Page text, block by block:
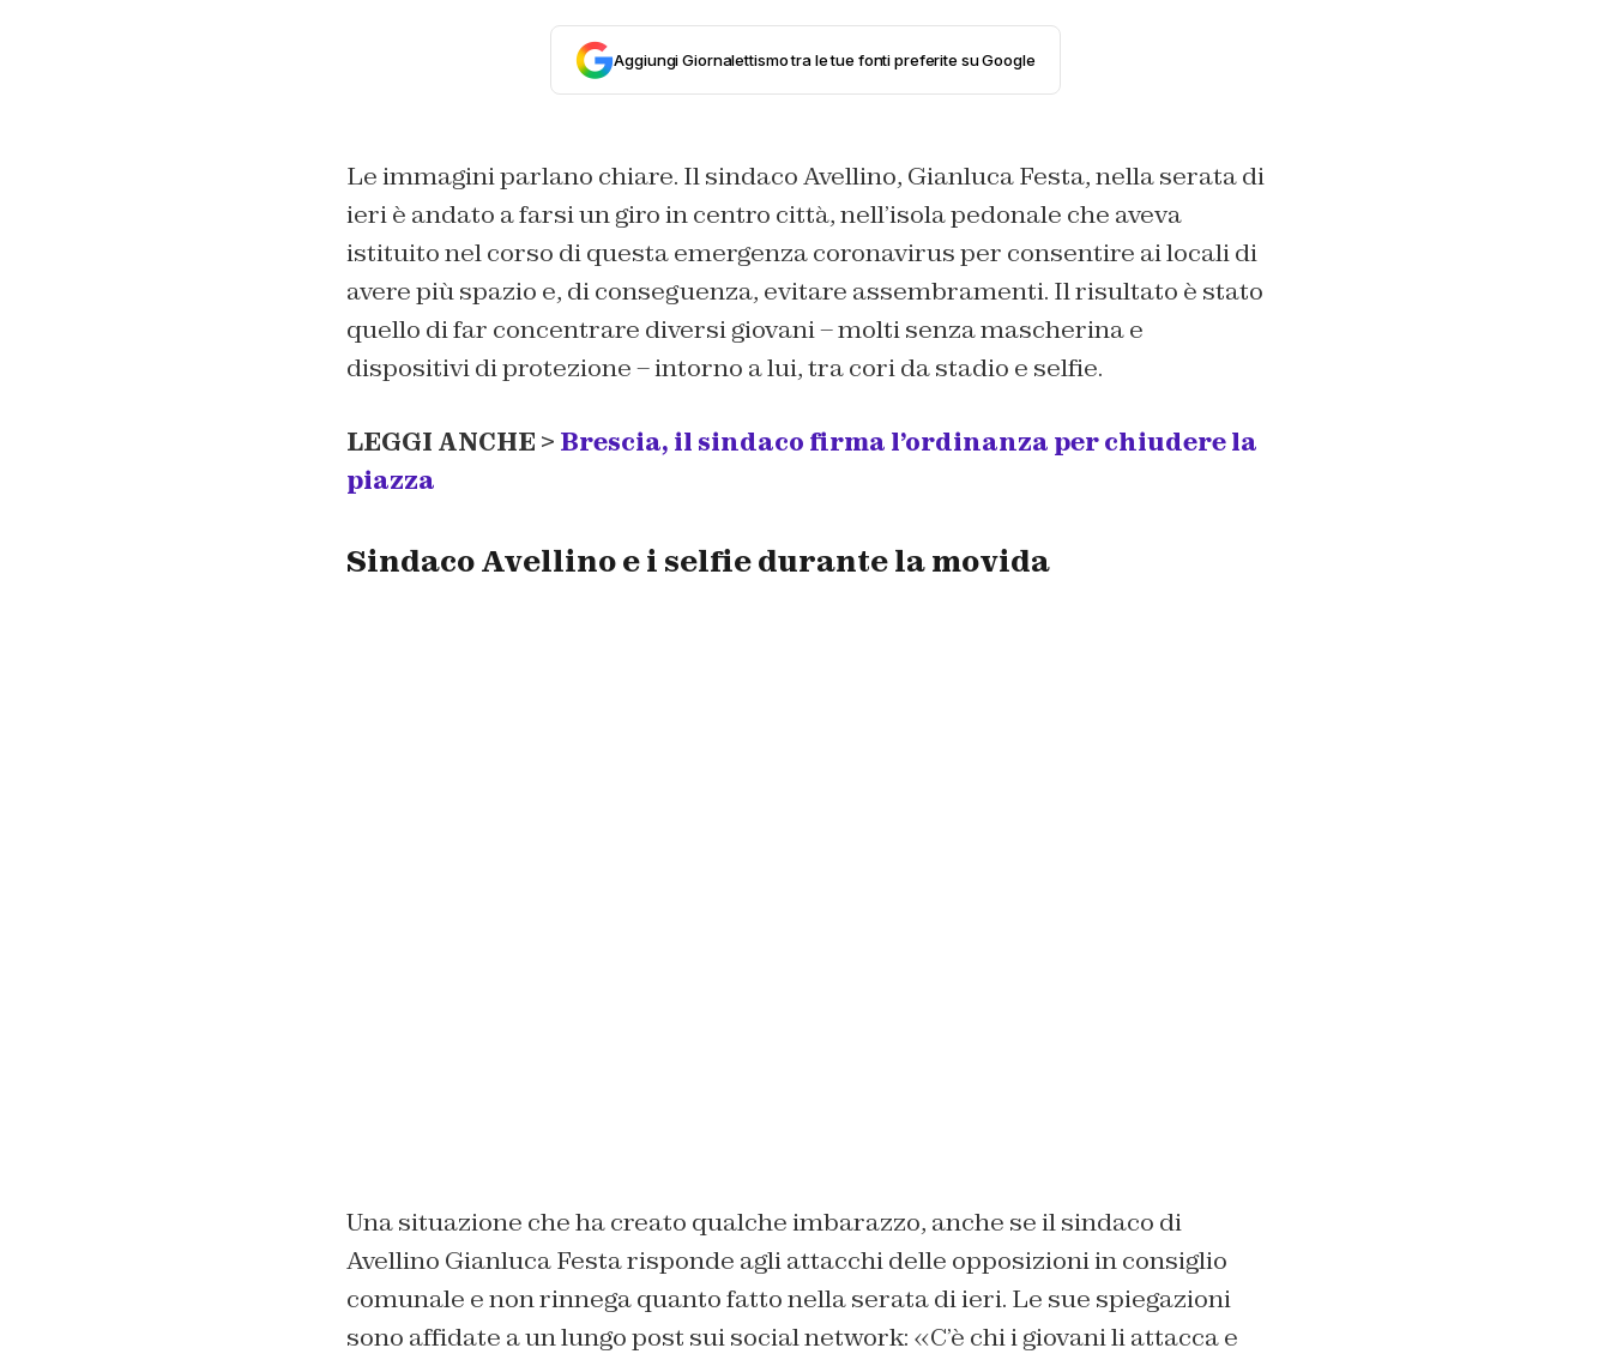
Aggiungi Giornalettismo tra le tue fonti preferite su Google
Le immagini parlano chiare. Il sindaco Avellino, Gianluca Festa, nella serata di
ieri è andato a farsi un giro in centro città, nell’isola pedonale che aveva
istituito nel corso di questa emergenza coronavirus per consentire ai locali di
avere più spazio e, di conseguenza, evitare assembramenti. Il risultato è stato
quello di far concentrare diversi giovani – molti senza mascherina e
dispositivi di protezione – intorno a lui, tra cori da stadio e selfie.
LEGGI ANCHE > Brescia, il sindaco firma l’ordinanza per chiudere la
piazza
Sindaco Avellino e i selfie durante la movida
Una situazione che ha creato qualche imbarazzo, anche se il sindaco di
Avellino Gianluca Festa risponde agli attacchi delle opposizioni in consiglio
comunale e non rinnega quanto fatto nella serata di ieri. Le sue spiegazioni
sono affidate a un lungo post sui social network: «C’è chi i giovani li attacca e